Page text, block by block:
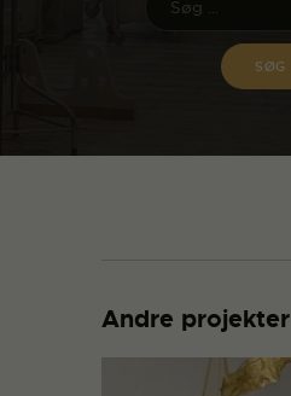
Andre projekter